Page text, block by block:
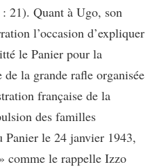
21). Quant à Ugo, son
l’occasion d’expliquer
le Panier pour la
de la grande rafle organisée
française de la
des familles
le 24 janvier 1943,
comme le rappelle Izzo